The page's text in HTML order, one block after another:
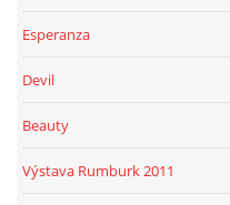
Esperanza
Devil
Beauty
Výstava Rumburk 2011